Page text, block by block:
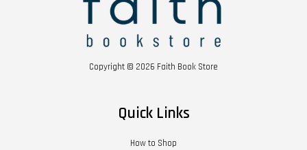
Copyright © 2026 Faith Book Store
Quick Links
How to Shop